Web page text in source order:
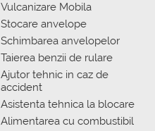
Vulcanizare Mobila
Stocare anvelope
Schimbarea anvelopelor
Taierea benzii de rulare
Ajutor tehnic in caz de
accident
Asistenta tehnica la blocare
Alimentarea cu combustibil